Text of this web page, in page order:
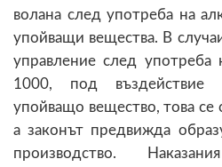
волана след употреба на
упойващи вещества. В
управление след
1000, под въздействие
упойващо вещество, това се
а законът предвижда
производство.